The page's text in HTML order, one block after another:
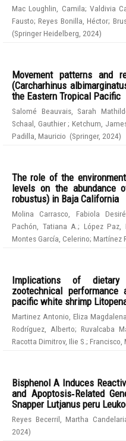
Mac Loughlin, Camila; Valdivia
Fausto;Reyes Bonilla, Héctor;
(Springer Heidelberg 2024)
Movement patterns and
(Carcharhinus
the Eastern Tropical Pacific
Salomé Beauvais, Sarah
Schaal, Gauthier;Ketchum,
Padilla, Mauricio (Springer, 2024)
The role of the
levels on the abundance
robustus) in Baja California
Molina Carrasco, Fabiola
Pachón, Tatiana A. ; López Paz,
Montes García, Celerino; Martínez
Implications of
zootechnical
pacific white shrimp
Martinez Antonio, Eliza Magdalena
Rodríguez, Alberto;Ruvalcaba
Racotta Dimitrov, Ilie S. ; Francisco,
Bisphenol A Induces
and Apoptosis‑Related
Snapper Lutjanus peru
Reyes Becerril, Martha
2024)